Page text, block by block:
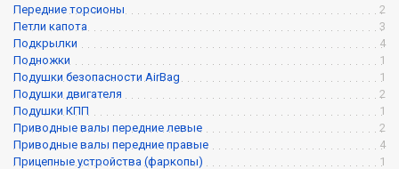
Передние торсионы
2
Петли капота
3
Подкрылки
4
Подножки
1
Подушки безопасности AirBag
1
Подушки двигателя
2
Подушки КПП
1
Приводные валы передние левые
2
Приводные валы передние правые
4
Прицепные устройства (фаркопы)
1